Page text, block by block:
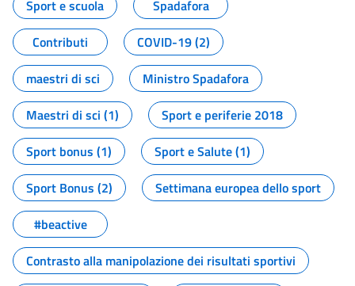
Sport e scuola
Spadafora
Contributi
COVID-19 (2)
maestri di sci
Ministro Spadafora
Maestri di sci (1)
Sport e periferie 2018
Sport bonus (1)
Sport e Salute (1)
Sport Bonus (2)
Settimana europea dello sport
#beactive
Contrasto alla manipolazione dei risultati sportivi